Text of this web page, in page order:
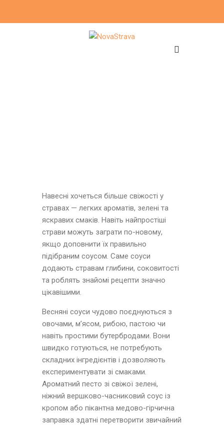
Навесні хочеться більше свіжості у
стравах — легких ароматів, зелені та
яскравих смаків. Навіть найпростіші
страви можуть заграти по-новому,
якщо доповнити їх правильно
підібраним соусом. Саме соуси
додають стравам глибини, соковитості
та роблять знайомі рецепти значно
цікавішими.
Весняні соуси чудово поєднуються з
овочами, м’ясом, рибою, пастою чи
навіть простими бутербродами. Вони
швидко готуються, не потребують
складних інгредієнтів і дозволяють
експериментувати зі смаками.
Ароматний песто зі свіжої зелені,
ніжний вершково-часниковий соус із
кропом або пікантна медово-гірчична
заправка здатні перетворити звичайний